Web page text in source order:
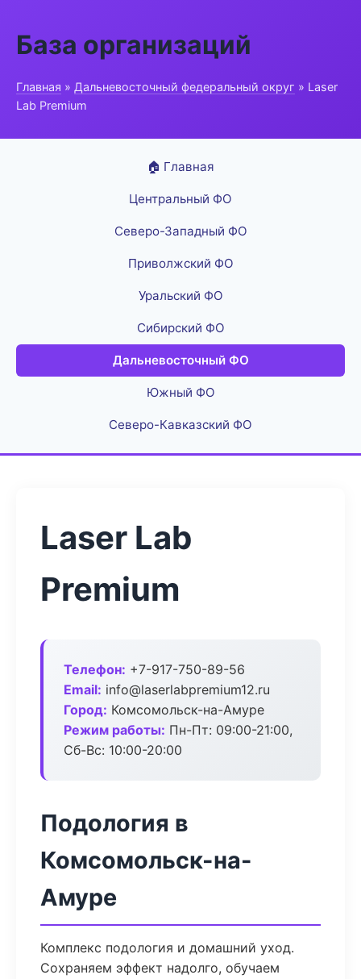
База организаций
Главная » Дальневосточный федеральный округ » Laser
Lab Premium
🏠 Главная
Центральный ФО
Северо-Западный ФО
Приволжский ФО
Уральский ФО
Сибирский ФО
Дальневосточный ФО
Южный ФО
Северо-Кавказский ФО
Laser Lab
Premium
Телефон: +7-917-750-89-56
Email: info@laserlabpremium12.ru
Город: Комсомольск-на-Амуре
Режим работы: Пн-Пт: 09:00-21:00,
Сб-Вс: 10:00-20:00
Подология в
Комсомольск-на-
Амуре
Комплекс подология и домашний уход.
Сохраняем эффект надолго, обучаем